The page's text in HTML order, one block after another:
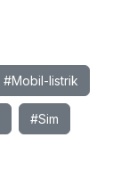
#Mobil-listrik
#Sim